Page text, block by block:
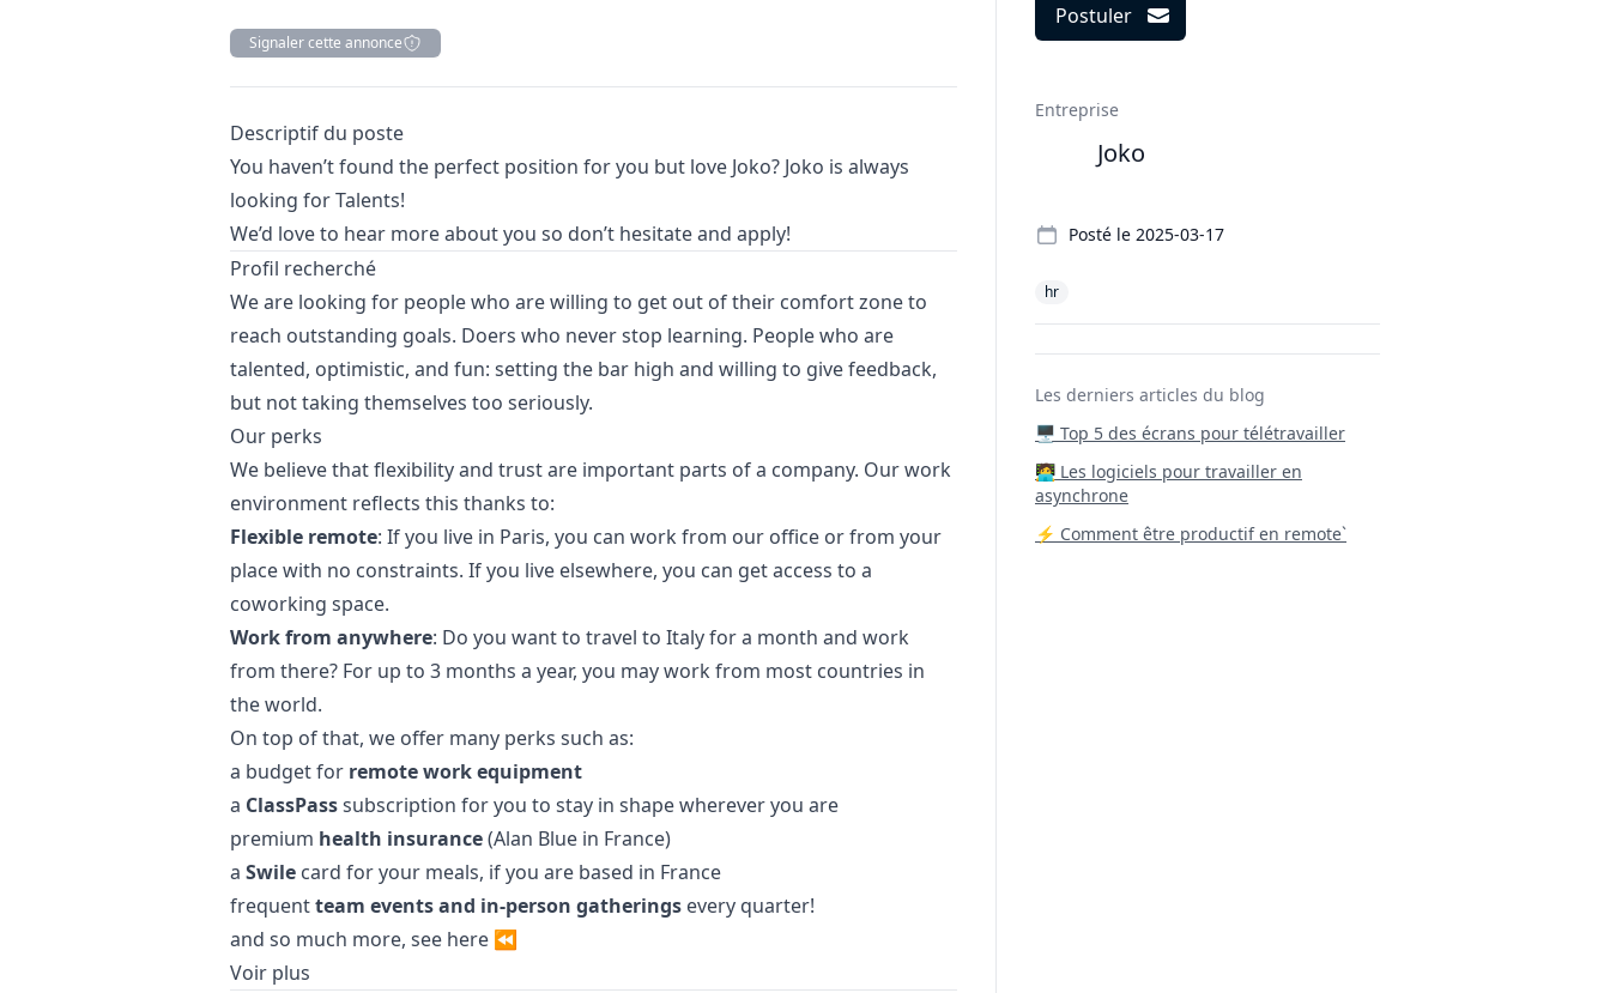
Signaler cette annonce
Description
Descriptif du poste
You haven’t found the perfect position for you but love Joko? Joko is always
looking for Talents!
We’d love to hear more about you so don’t hesitate and apply!
Profil recherché
We are looking for people who are willing to get out of their comfort zone to
reach outstanding goals. Doers who never stop learning. People who are
talented, optimistic, and fun: setting the bar high and willing to give feedback,
but not taking themselves too seriously.
Our perks
We believe that flexibility and trust are important parts of a company. Our work
environment reflects this thanks to:
Flexible remote: If you live in Paris, you can work from our office or from your
place with no constraints. If you live elsewhere, you can get access to a
coworking space.
Work from anywhere: Do you want to travel to Italy for a month and work
from there? For up to 3 months a year, you may work from most countries in
the world.
On top of that, we offer many perks such as:
a budget for remote work equipment
a ClassPasssubscription for you to stay in shape wherever you are
premium health insurance(Alan Blue in France)
a Swile card for your meals, if you are based in France
frequentteam events and in-person gatherings every quarter!
and so much more, see here ⏪
Voir plus
Postuler
Entreprise
Joko
Posté le 2025-03-17
hr
Les derniers articles du blog
🖥️ Top 5 des écrans pour télétravailler
‍🧑‍💻 Les logiciels pour travailler en
asynchrone
⚡ Comment être productif en remote`